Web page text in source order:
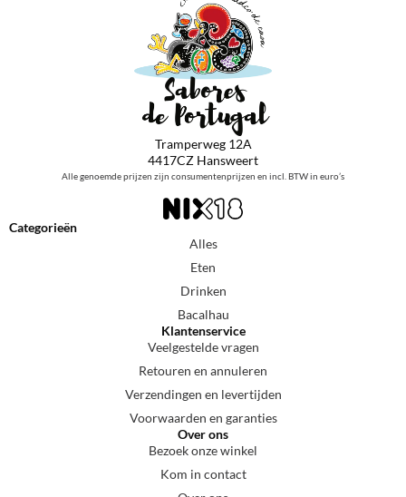
Tramperweg 12A
4417CZ Hansweert
Alle genoemde prijzen zijn consumentenprijzen en incl. BTW in euro’s
Categorieën
Alles
Eten
Drinken
Bacalhau
Klantenservice
Veelgestelde vragen
Retouren en annuleren
Verzendingen en levertijden
Voorwaarden en garanties
Over ons
Bezoek onze winkel
Kom in contact